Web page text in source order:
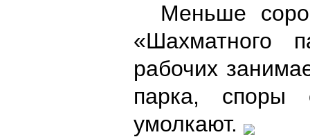
Меньше
«Шахматного
рабочих
парка, споры
умолкают.